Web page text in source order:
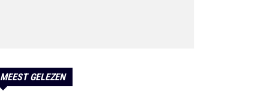
MEEST GELEZEN